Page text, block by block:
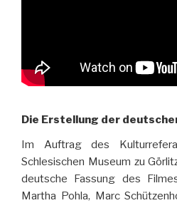
Die Erstellung der
Im Auftrag des
Schlesischen Museum zu
deutsche Fassung des
Martha Pohla, Marc